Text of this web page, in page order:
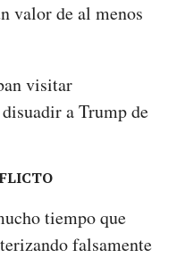
valor de al menos
visitar
a Trump de
tiempo que
falsamente